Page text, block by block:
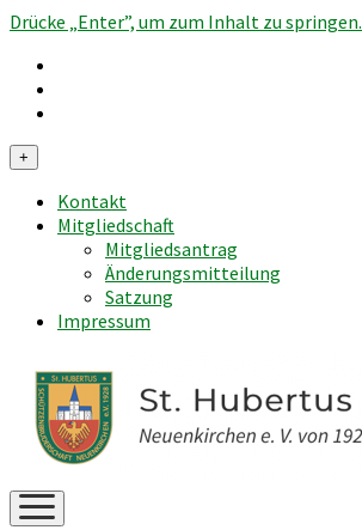
Drücke „Enter”, um zum Inhalt zu springen.
Menü
öffnen
+
Kontakt
Mitgliedschaft
Mitgliedsantrag
Änderungsmitteilung
Satzung
Impressum
Menü
öffnen